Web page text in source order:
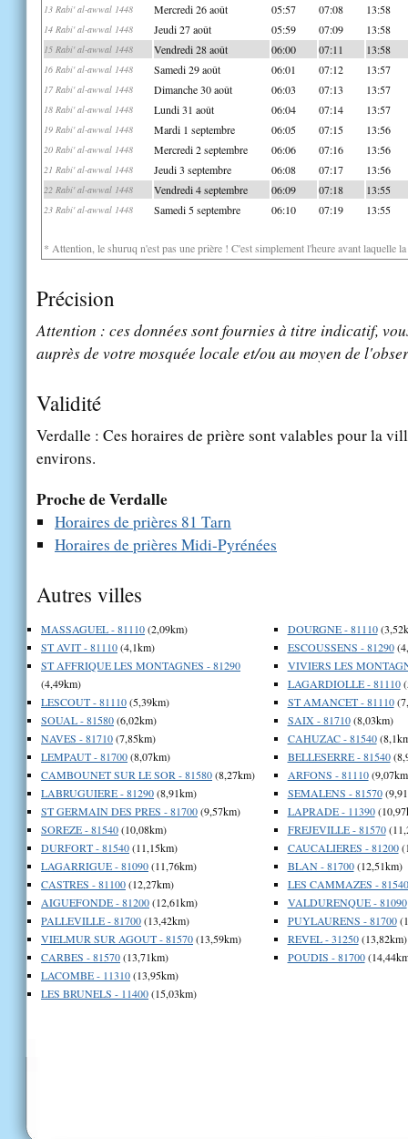
13 Rabi' al-awwal 1448 Mercredi 26 août 05:57 07:08 13:58
14 Rabi' al-awwal 1448 Jeudi 27 août 05:59 07:09 13:58
15 Rabi' al-awwal 1448 Vendredi 28 août 06:00 07:11 13:58
16 Rabi' al-awwal 1448 Samedi 29 août 06:01 07:12 13:57
17 Rabi' al-awwal 1448 Dimanche 30 août 06:03 07:13 13:57
18 Rabi' al-awwal 1448 Lundi 31 août 06:04 07:14 13:57
19 Rabi' al-awwal 1448 Mardi 1 septembre 06:05 07:15 13:56
20 Rabi' al-awwal 1448 Mercredi 2 septembre 06:06 07:16 13:56
21 Rabi' al-awwal 1448 Jeudi 3 septembre 06:08 07:17 13:56
22 Rabi' al-awwal 1448 Vendredi 4 septembre 06:09 07:18 13:55
23 Rabi' al-awwal 1448 Samedi 5 septembre 06:10 07:19 13:55
* Attention, le shuruq n'est pas une prière ! C'est simplement l'heure avant laquelle
Précision
Attention : ces données sont fournies à titre indicatif,
auprès de votre mosquée locale et/ou au moyen de
Validité
Verdalle : Ces horaires de prière sont valables pour la
environs.
Proche de Verdalle
Horaires de prières 81 Tarn
Horaires de prières Midi-Pyrénées
Autres villes
MASSAGUEL - 81110(2,09km)
ST AVIT - 81110(4,1km)
ST AFFRIQUE LES MONTAGNES - 81290
(4,49km)
LESCOUT - 81110(5,39km)
SOUAL - 81580(6,02km)
NAVES - 81710(7,85km)
LEMPAUT - 81700(8,07km)
CAMBOUNET SUR LE SOR - 81580(8,27km)
LABRUGUIERE - 81290(8,91km)
ST GERMAIN DES PRES - 81700(9,57km)
SOREZE - 81540(10,08km)
DURFORT - 81540(11,15km)
LAGARRIGUE - 81090(11,76km)
CASTRES - 81100(12,27km)
AIGUEFONDE - 81200(12,61km)
PALLEVILLE - 81700(13,42km)
VIELMUR SUR AGOUT - 81570(13,59km)
CARBES - 81570(13,71km)
LACOMBE - 11310(13,95km)
LES BRUNELS - 11400(15,03km)
DOURGNE - 81110
ESCOUSSENS - 81290
VIVIERS LES
LAGARDIOLLE - 81110
ST AMANCET - 81110
SAIX - 81710(8,03km)
CAHUZAC - 81540
BELLESERRE - 81540
ARFONS - 81110
SEMALENS - 81570
LAPRADE - 11390
FREJEVILLE - 81570
CAUCALIERES - 81200
BLAN - 81700(12,51km)
LES CAMMAZES - 81540
VALDURENQUE - 81090
PUYLAURENS - 81700
REVEL - 31250(13,82km)
POUDIS - 81700